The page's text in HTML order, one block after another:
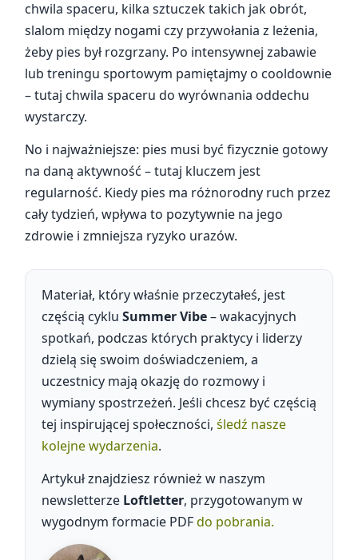
chwila spaceru, kilka sztuczek takich jak obrót,
slalom między nogami czy przywołania z leżenia,
żeby pies był rozgrzany. Po intensywnej zabawie
lub treningu sportowym pamiętajmy o cooldownie
– tutaj chwila spaceru do wyrównania oddechu
wystarczy.
No i najważniejsze: pies musi być fizycznie gotowy
na daną aktywność – tutaj kluczem jest
regularność. Kiedy pies ma różnorodny ruch przez
cały tydzień, wpływa to pozytywnie na jego
zdrowie i zmniejsza ryzyko urazów.
Materiał, który właśnie przeczytałeś, jest
częścią cyklu Summer Vibe– wakacyjnych
spotkań, podczas których praktycy i liderzy
dzielą się swoim doświadczeniem, a
uczestnicy mają okazję do rozmowy i
wymiany spostrzeżeń. Jeśli chcesz być częścią
tej inspirującej społeczności, śledź nasze
kolejne wydarzenia.
Artykuł znajdziesz również w naszym
newsletterze Loftletter, przygotowanym w
wygodnym formacie PDFdo pobrania.